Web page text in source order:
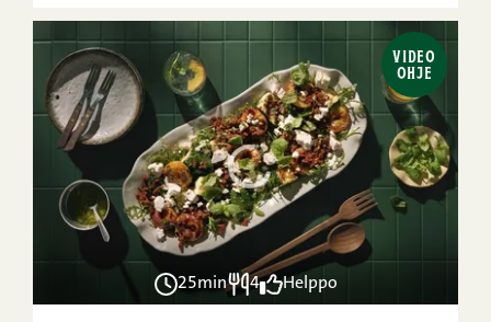
VIDEO
OHJE
25min 4 Helppo